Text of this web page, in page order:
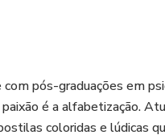
QUE FORMAM AS
à criança junto ao
pois, inicialmente ela
pós-graduações em
é a alfabetização.
coloridas e lúdicas